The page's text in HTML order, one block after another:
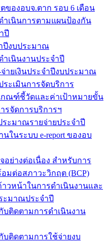
ของอบจ.ตาก รอบ 6 เดือน
ำเนินการตามแผนป้องกัน
ปี
ปีงบประมาณ
ำเนินงานประจำปี
ายเงินประจำปีงบประมาณ
ระเมินการจัดบริการ
กณฑ์ชี้วัดและค่าเป้าหมายขั้น
รจัดการบริการฯ
ระมาณรายจ่ายประจำปี
ในระบบ e-report ของอบ
อย่างต่อเนื่อง สำหรับการ
มต่อสภาวะวิกฤต (BCP)
วหน้าในการดำเนินงานและ
ะมาณประจำปี
บติดตามการดำเนินงาน
บติดตามการใช้จ่ายงบ